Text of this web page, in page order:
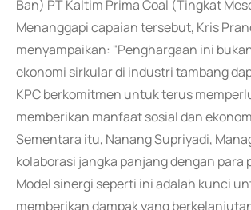
Ban) PT Kaltim Prima Coal (Tingkat
Menanggapi capaian tersebut, Kris
menyampaikan: "Penghargaan ini
ekonomi sirkular di industri tambang
KPC berkomitmen untuk terus
memberikan manfaat sosial dan
Sementara itu, Nanang Supriyadi,
kolaborasi jangka panjang dengan
Model sinergi seperti ini adalah kunci
memberikan dampak yang